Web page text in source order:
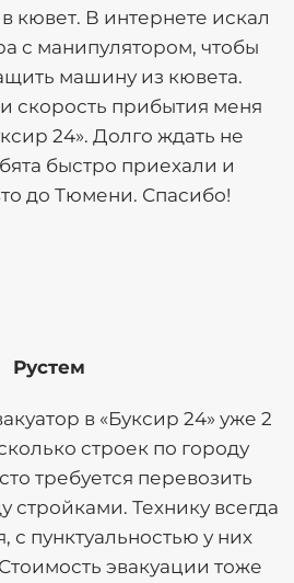
кювет. В интернете искал
с манипулятором, чтобы
машину из кювета.
скорость прибытия меня
24». Долго ждать не
быстро приехали и
до Тюмени. Спасибо!
Рустем
в «Буксир 24» уже 2
строек по городу
требуется перевозить
стройками. Технику всегда
с пунктуальностью у них
эвакуации тоже